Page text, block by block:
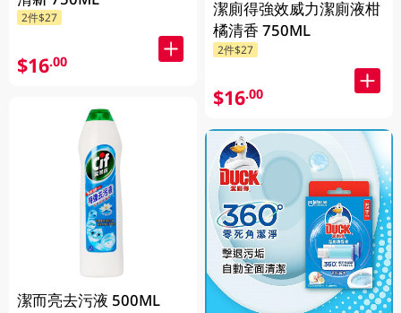
2件$27
$16.00
潔而亮去污液 500ML
潔廁得強效威力潔廁液柑
橘清香 750ML
2件$27
$16.00